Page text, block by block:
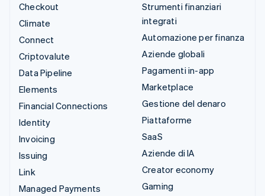
Checkout
Climate
Connect
Criptovalute
Data Pipeline
Elements
Financial Connections
Identity
Invoicing
Issuing
Link
Managed Payments
Strumenti finanziari
integrati
Automazione per finanza
Aziende globali
Pagamenti in-app
Marketplace
Gestione del denaro
Piattaforme
SaaS
Aziende di IA
Creator economy
Gaming